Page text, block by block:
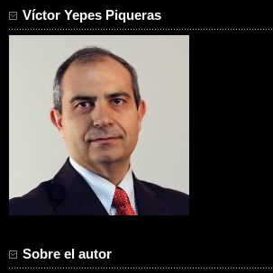
Víctor Yepes Piqueras
Sobre el autor